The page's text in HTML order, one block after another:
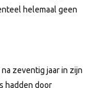
helemaal geen
zeventig jaar in zijn
hadden door